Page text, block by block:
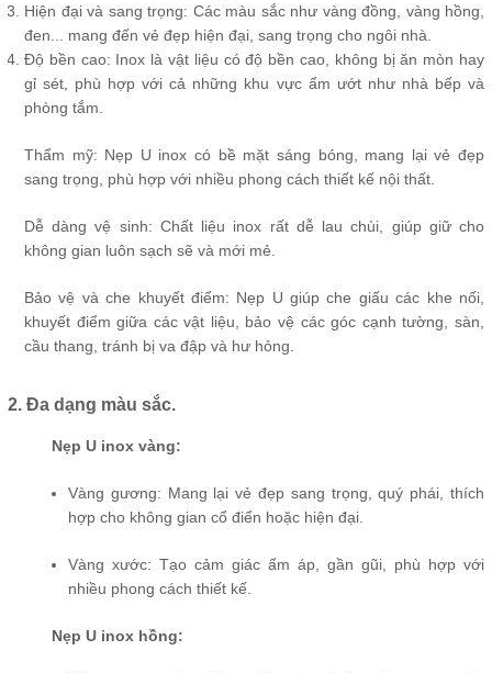
Hiện đại và sang trọng: Các màu sắc như vàng đồng, vàng hồng,
đen... mang đến vẻ đẹp hiện đại, sang trọng cho ngôi nhà.
Độ bền cao: Inox là vật liệu có độ bền cao, không bị ăn mòn hay
gỉ sét, phù hợp với cả những khu vực ẩm ướt như nhà bếp và
phòng tắm.
Thẩm mỹ: Nẹp U inox có bề mặt sáng bóng, mang lại vẻ đẹp
sang trọng, phù hợp với nhiều phong cách thiết kế nội thất.
Dễ dàng vệ sinh: Chất liệu inox rất dễ lau chùi, giúp giữ cho
không gian luôn sạch sẽ và mới mẻ.
Bảo vệ và che khuyết điểm: Nẹp U giúp che giấu các khe nối,
khuyết điểm giữa các vật liệu, bảo vệ các góc cạnh tường, sàn,
cầu thang, tránh bị va đập và hư hỏng.
2. Đa dạng màu sắc.
Nẹp U inox vàng:
Vàng gương: Mang lại vẻ đẹp sang trọng, quý phái, thích
hợp cho không gian cổ điển hoặc hiện đại.
Vàng xước: Tạo cảm giác ấm áp, gần gũi, phù hợp với
nhiều phong cách thiết kế.
Nẹp U inox hồng: